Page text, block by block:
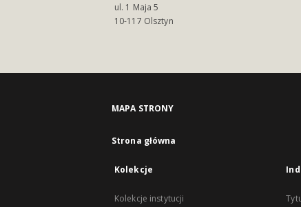
ul. 1 Maja 5
10-117 Olsztyn
MAPA STRONY
Strona główna
Kolekcje
Kolekcje instytucji